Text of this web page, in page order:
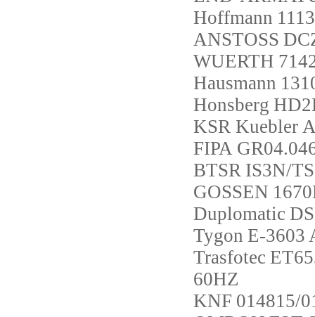
Hoffmann
ANSTOSS
WUERTH
Hausmann
Honsberg
KSR Kuebler
FIPA
BTSR IS3N/
GOSSEN
Duplomatic
Tygon E-3603
Trasfotec
60HZ
KNF 014815/